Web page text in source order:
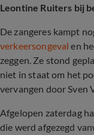
Leontine Ruiters bij
De zangeres kampt
verkeersongeval en
zeggen. Ze stond
niet in staat om het
vervangen door Sven
Afgelopen zaterdag
die werd afgezegd